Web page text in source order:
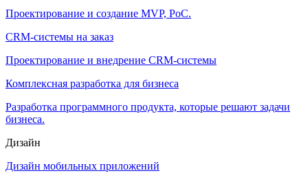
Проектирование и создание MVP, PoC.
CRM-системы на заказ
Проектирование и внедрение CRM-системы
Комплексная разработка для бизнеса
Разработка программного продукта, которые решают задачи
бизнеса.
Дизайн
Дизайн мобильных приложений